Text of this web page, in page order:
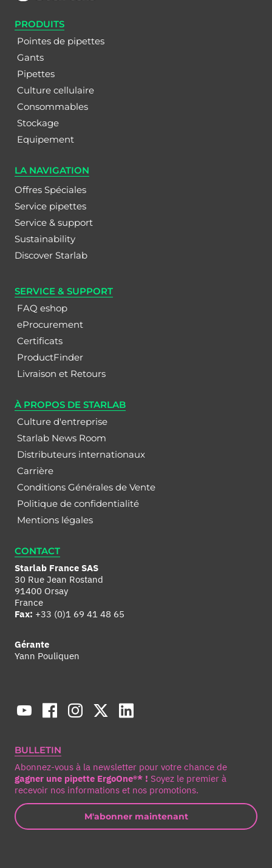
PRODUITS
Pointes de pipettes
Gants
Pipettes
Culture cellulaire
Consommables
Stockage
Equipement
LA NAVIGATION
Offres Spéciales
Service pipettes
Service & support
Sustainability
Discover Starlab
SERVICE & SUPPORT
FAQ eshop
eProcurement
Certificats
ProductFinder
Livraison et Retours
À PROPOS DE STARLAB
Culture d'entreprise
Starlab News Room
Distributeurs internationaux
Carrière
Conditions Générales de Vente
Politique de confidentialité
Mentions légales
CONTACT
Starlab France SAS
30 Rue Jean Rostand
91400 Orsay
France
Fax: +33 (0)1 69 41 48 65
Gérante
Yann Pouliquen
BULLETIN
Abonnez-vous à la newsletter pour votre chance de
gagner une pipette ErgoOne®* ! Soyez le premier à
recevoir nos informations et nos promotions.
M'abonner maintenant